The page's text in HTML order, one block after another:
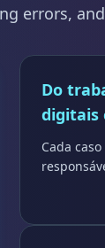
errors,
Do
digitais
Cada